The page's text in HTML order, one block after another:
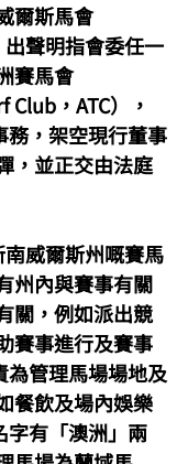
爾斯馬會
聲明指會委任一
賽馬會
，ATC），
務，架空現行董事
，並正交由法庭
威爾斯州嘅賽馬
州內與賽事有關
關，例如派出競
賽事進行及賽事
為管理馬場場地及
餐飲及場內娛樂
字有「澳洲」兩